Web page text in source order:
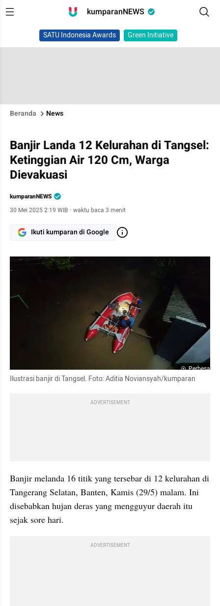
kumparanNEWS
SATU Indonesia Awards Green Initiative
Beranda News
Banjir Landa 12 Kelurahan di Tangsel:
Ketinggian Air 120 Cm, Warga
Dievakuasi
kumparanNEWS
30 Mei 2025 2:19 WIB · waktu baca 3 menit
Ikuti kumparan di Google
Perbesar
Ilustrasi banjir di Tangsel. Foto: Aditia Noviansyah/kumparan
ADVERTISEMENT
Banjir melanda 16 titik yang tersebar di 12 kelurahan di
Tangerang Selatan, Banten, Kamis (29/5) malam. Ini
disebabkan hujan deras yang mengguyur daerah itu
sejak sore hari.
ADVERTISEMENT